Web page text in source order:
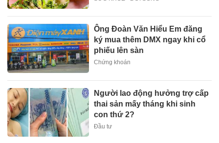
Ông Đoàn Văn Hiểu Em đăng
ký mua thêm DMX ngay khi cổ
phiếu lên sàn
Chứng khoán
Người lao động hưởng trợ cấp
thai sản mấy tháng khi sinh
con thứ 2?
Đầu tư